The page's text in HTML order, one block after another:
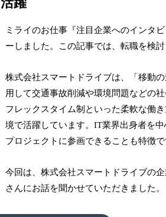
ミライのお仕事『注目企業へのインタ
ーしました。この記事では、転職を検
株式会社スマートドライブは、「移動
用して交通事故削減や環境問題などの
フレックスタイム制といった柔軟な働
境で活躍しています。IT業界出身者を
プロジェクトに参画できることも特徴
今回は、株式会社スマートドライブの
さんにお話を聞かせていただきました。